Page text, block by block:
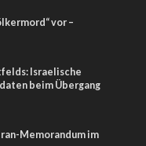
vor –
Israelische
beim Übergang
Memorandum im